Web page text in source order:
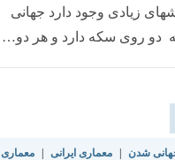
زیادی وجود دارد جهانی
روی سکه دارد و هر دو…
شدن معماری ایرانی
معماری